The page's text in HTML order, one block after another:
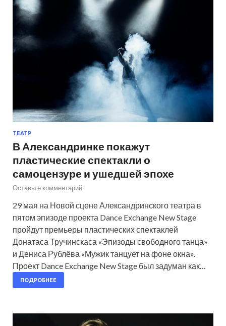
ТЕАТР
В Александринке покажут
пластические спектакли о
самоцензуре и ушедшей эпохе
Оставьте комментарий
29 мая на Новой сцене Александринского театра в
пятом эпизоде проекта Dance Exchange New Stage
пройдут премьеры пластических спектаклей
Донатаса Тручинскаса «Эпизоды свободного танца»
и Дениса Рублёва «Мужик танцует на фоне окна».
Проект Dance Exchange New Stage был задуман как…
ПОДРОБНЕЕ